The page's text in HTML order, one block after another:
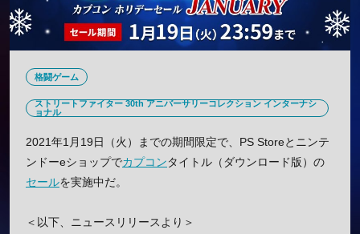
格闘ゲーム
ストリートファイター 30th アニバーサリーコレクション インターナシ
ョナル
2021年1月19日（火）までの期間限定で、PS Storeとニンテ
ンドーeショップでカプコンタイトル（ダウンロード版）の
セールを実施中だ。
＜以下、ニュースリリースより＞